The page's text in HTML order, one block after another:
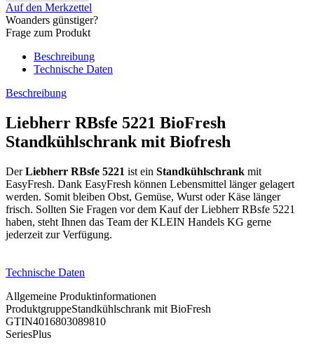
Auf den Merkzettel
Woanders günstiger?
Frage zum Produkt
Beschreibung
Technische Daten
Beschreibung
Liebherr RBsfe 5221 BioFresh
Standkühlschrank mit Biofresh
DerLiebherr RBsfe 5221 ist ein Standkühlschrank mit
EasyFresh. Dank EasyFresh können Lebensmittel länger gelagert
werden. Somit bleiben Obst, Gemüse, Wurst oder Käse länger
frisch. Sollten Sie Fragen vor dem Kauf der Liebherr RBsfe 5221
haben, steht Ihnen das Team der KLEIN Handels KG gerne
jederzeit zur Verfügung.
Technische Daten
Allgemeine Produktinformationen
ProduktgruppeStandkühlschrank mit BioFresh
GTIN4016803089810
SeriesPlus